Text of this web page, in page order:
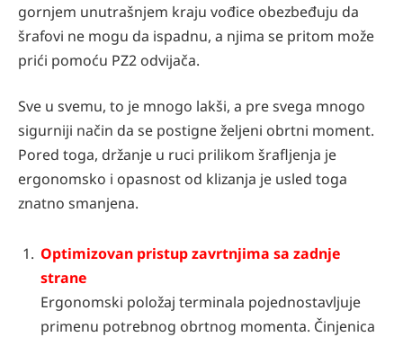
gornjem unutrašnjem kraju vođice obezbeđuju da
šrafovi ne mogu da ispadnu, a njima se pritom može
prići pomoću PZ2 odvijača.
Sve u svemu, to je mnogo lakši, a pre svega mnogo
sigurniji način da se postigne željeni obrtni moment.
Pored toga, držanje u ruci prilikom šrafljenja je
ergonomsko i opasnost od klizanja je usled toga
znatno smanjena.
Optimizovan pristup zavrtnjima sa zadnje
strane
Ergonomski položaj terminala pojednostavljuje
primenu potrebnog obrtnog momenta. Činjenica